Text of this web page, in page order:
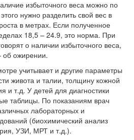
избыточного веса можно по
нужно разделить свой вес в
в метрах. Если полученное
18,5 – 24.9, это норма. При
о наличии избыточного веса,
ожирении.
учитывает и другие параметры
живота и талии, толщину кожной
и т.д. У детей для диагностики
таблицы. По показаниям врач
лабораторных и
(биохимический анализ
УЗИ, МРТ и т.д.).